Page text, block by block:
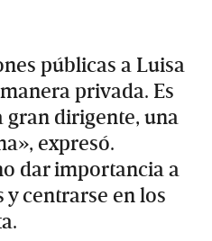
públicas a Luisa
privada. Es
gran dirigente, una
expresó.
dar importancia a
centrarse en los